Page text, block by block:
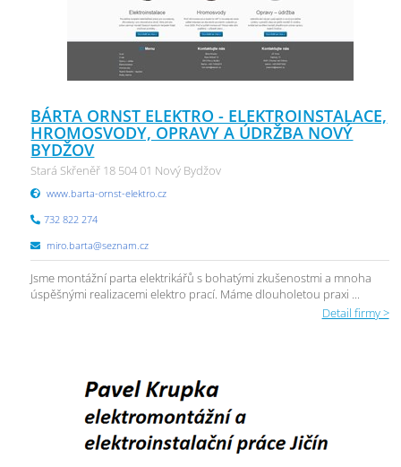
BÁRTA ORNST ELEKTRO - ELEKTROINSTALACE,
HROMOSVODY, OPRAVY A ÚDRŽBA NOVÝ
BYDŽOV
Stará Skřeněř 18 504 01 Nový Bydžov
www.barta-ornst-elektro.cz
732 822 274
miro.barta@seznam.cz
Jsme montážní parta elektrikářů s bohatými zkušenostmi a mnoha
úspěšnými realizacemi elektro prací. Máme dlouholetou praxi ...
Detail firmy >